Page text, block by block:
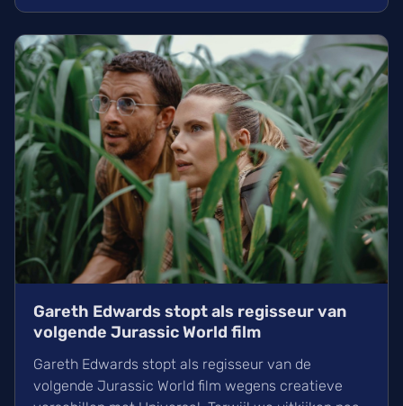
Gareth Edwards stopt als regisseur van
volgende Jurassic World film
Gareth Edwards stopt als regisseur van de
volgende Jurassic World film wegens creatieve